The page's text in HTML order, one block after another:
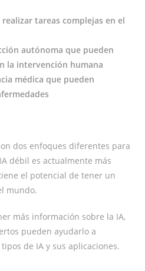
tareas complejas en el
autónoma que pueden
la intervención humana
médica que pueden
dos enfoques diferentes para
débil es actualmente más
el potencial de tener un
mundo.
más información sobre la IA,
pueden ayudarlo a
de IA y sus aplicaciones.